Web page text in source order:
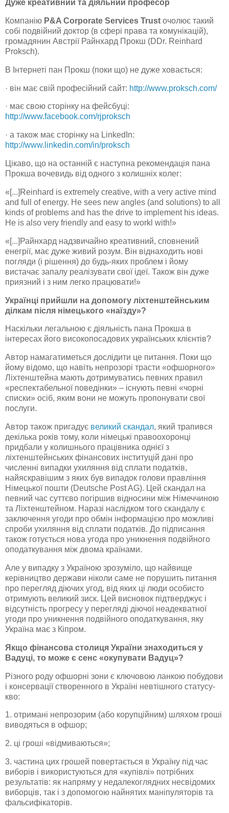
Дуже креативний та діяльний професор
Компанію P&A Corporate Services Trust очолює такий
собі подвійний доктор (в сфері права та комунікацій),
громадянин Австрії Райнхард Прокш (DDr. Reinhard
Proksch).
В Інтернеті пан Прокш (поки що) не дуже ховається:
· він має свій професійний сайт: http://www.proksch.com/
· має свою сторінку на фейсбуці:
http://www.facebook.com/rjproksch
· а також має сторінку на LinkedIn:
http://www.linkedin.com/in/proksch
Цікаво, що на останній є наступна рекомендація пана
Прокша вочевидь від одного з колишніх колег:
«[...] Reinhard is extremely creative, with a very active mind
and full of energy. He sees new angles (and solutions) to all
kinds of problems and has the drive to implement his ideas.
He is also very friendly and easy to workl with!»
«[...]Райнхард надзвичайно креативний, сповнений
енегрії, має дуже живий розум. Він віднаходить нові
погляди (і рішення) до будь-яких проблем і йому
вистачає запалу реалізувати свої ідеї. Також він дуже
приязний і з ним легко працювати!»
Українці прийшли на допомогу ліхтенштейнським
ділкам після німецького «наїзду»?
Наскільки легальною є діяльність пана Прокша в
інтересах його високопосадових українських клієнтів?
Автор намагатиметься дослідити це питання. Поки що
йому відомо, що навіть непрозорі трасти «офшорного»
Ліхтенштейна мають дотримуватись певних правил
«респектабельної поведінки» – існують певні «чорні
списки» осіб, яким вони не можуть пропонувати свої
послуги.
Автор також пригадує великий скандал, який трапився
декілька років тому, коли німецькі правоохоронці
придбали у колишнього працівника однієї з
ліхтенштейнських фінансових інституцій дані про
численні випадки ухиляння від сплати податків,
найяскравішим з яких був випадок голови правління
Німецької пошти (Deutsche Post AG). Цей скандал на
певний час суттєво погіршив відносини між Німеччиною
та Ліхтенштейном. Наразі наслідком того скандалу є
заключення угоди про обмін інформацією про можливі
спроби ухиляння від сплати податків. До підписання
також готується нова угода про уникнення подвійного
оподаткування між двома країнами.
Але у випадку з Україною зрозуміло, що найвище
керівництво держави ніколи саме не порушить питання
про перегляд діючих угод, від яких ці люди особисто
отримують великий зиск. Цей висновок підтверджує і
відсутність прогресу у перегляді діючої неадекватної
угоди про уникнення подвійного оподаткування, яку
Україна має з Кіпром.
Якщо фінансова столиця України знаходиться у
Вадуці, то може є сенс «окупувати Вадуц»?
Різного роду офшорні зони є ключовою ланкою побудови
і консервації створенного в Україні невтішного статусу-
кво:
1. отримані непрозорим (або корупційним) шляхом гроші
виводяться в офшор;
2. ці гроші «відмиваються»;
3. частина цих грошей повертається в Україну під час
виборів і використуються для «купівлі» потрібних
результатів: як напряму у недалекоглядних несвідомих
виборців, так і з допомогою найнятих маніпуляторів та
фальсифікаторів.